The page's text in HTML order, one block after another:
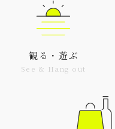
観る・遊ぶ
See & Hang out